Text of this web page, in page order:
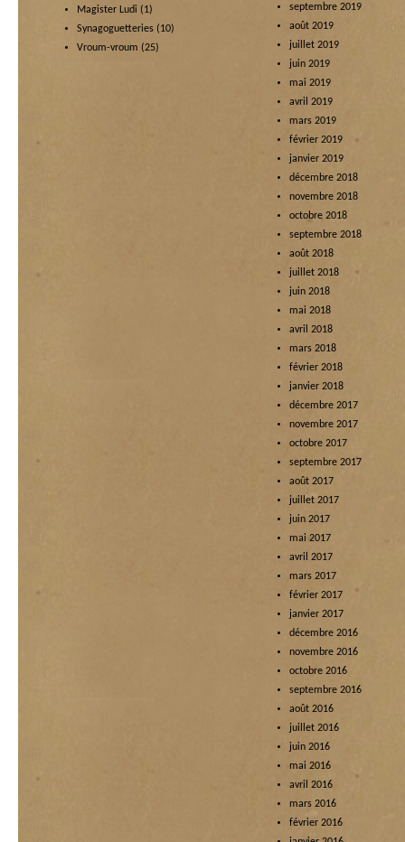
Magister Ludi (1)
Synagoguetteries (10)
Vroum-vroum (25)
septembre 2019
août 2019
juillet 2019
juin 2019
mai 2019
avril 2019
mars 2019
février 2019
janvier 2019
décembre 2018
novembre 2018
octobre 2018
septembre 2018
août 2018
juillet 2018
juin 2018
mai 2018
avril 2018
mars 2018
février 2018
janvier 2018
décembre 2017
novembre 2017
octobre 2017
septembre 2017
août 2017
juillet 2017
juin 2017
mai 2017
avril 2017
mars 2017
février 2017
janvier 2017
décembre 2016
novembre 2016
octobre 2016
septembre 2016
août 2016
juillet 2016
juin 2016
mai 2016
avril 2016
mars 2016
février 2016